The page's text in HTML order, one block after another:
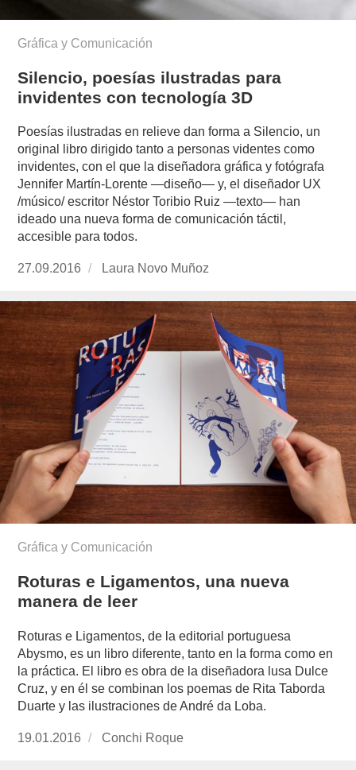
Gráfica y Comunicación
Silencio, poesías ilustradas para
invidentes con tecnología 3D
Poesías ilustradas en relieve dan forma a Silencio, un
original libro dirigido tanto a personas videntes como
invidentes, con el que la diseñadora gráfica y fotógrafa
Jennifer Martín-Lorente —diseño— y, el diseñador UX
/músico/ escritor Néstor Toribio Ruiz —texto— han
ideado una nueva forma de comunicación táctil,
accesible para todos.
Publicado
27.09.2016
https://www.experimenta.es/author/laura-
Laura Novo Muñoz
Gráfica y Comunicación
Roturas e Ligamentos, una nueva
manera de leer
Roturas e Ligamentos, de la editorial portuguesa
Abysmo, es un libro diferente, tanto en la forma como en
la práctica. El libro es obra de la diseñadora lusa Dulce
Cruz, y en él se combinan los poemas de Rita Taborda
Duarte y las ilustraciones de André da Loba.
Publicado
19.01.2016
https://www.experimenta.es/author/conchi-
Conchi Roque